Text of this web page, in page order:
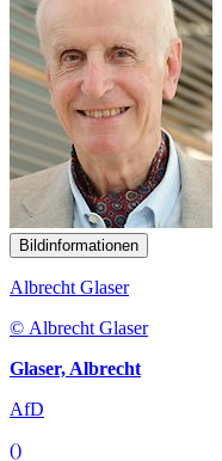
Bildinformationen
Albrecht Glaser
© Albrecht Glaser
Glaser, Albrecht
AfD
()